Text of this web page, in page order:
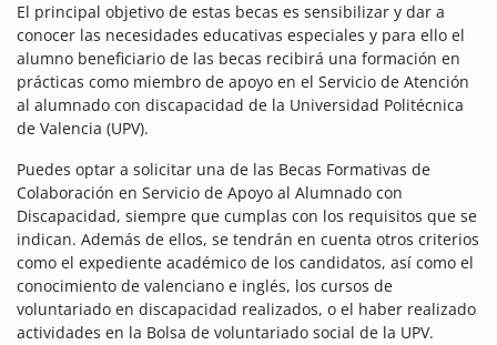
El principal objetivo de estas becas es sensibilizar y dar a
conocer las necesidades educativas especiales y para ello el
alumno beneficiario de las becas recibirá una formación en
prácticas como miembro de apoyo en el Servicio de Atención
al alumnado con discapacidad de la Universidad Politécnica
de Valencia (UPV).
Puedes optar a solicitar una de las Becas Formativas de
Colaboración en Servicio de Apoyo al Alumnado con
Discapacidad, siempre que cumplas con los requisitos que se
indican. Además de ellos, se tendrán en cuenta otros criterios
como el expediente académico de los candidatos, así como el
conocimiento de valenciano e inglés, los cursos de
voluntariado en discapacidad realizados, o el haber realizado
actividades en la Bolsa de voluntariado social de la UPV.